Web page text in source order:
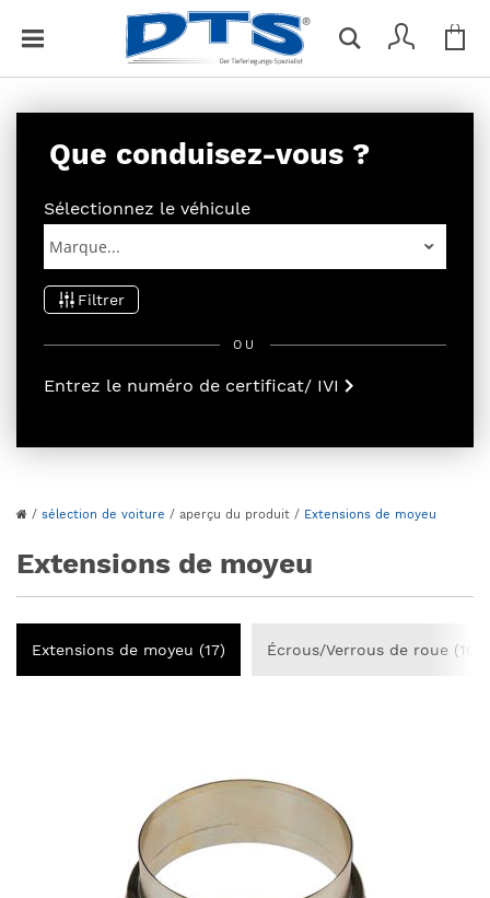
m
Vous n'avez aucun article dans votre panier.
Que conduisez-vous ?
Sélectionnez le véhicule
Filtrer
OU
Entrez le numéro de certificat/ IVI
/ sélection de voiture / aperçu du produit / Extensions de moyeu
Extensions de moyeu
Extensions de moyeu (17) Écrous/Verrous de roue (103)